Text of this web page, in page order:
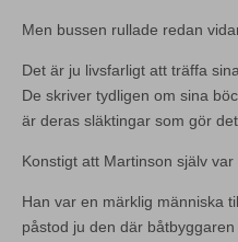
Men bussen rullade redan
Det är ju livsfarligt att träffa
De skriver tydligen om sina
är deras släktingar som gör det.
Konstigt att Martinson själv var
Han var en märklig människa
påstod ju den där